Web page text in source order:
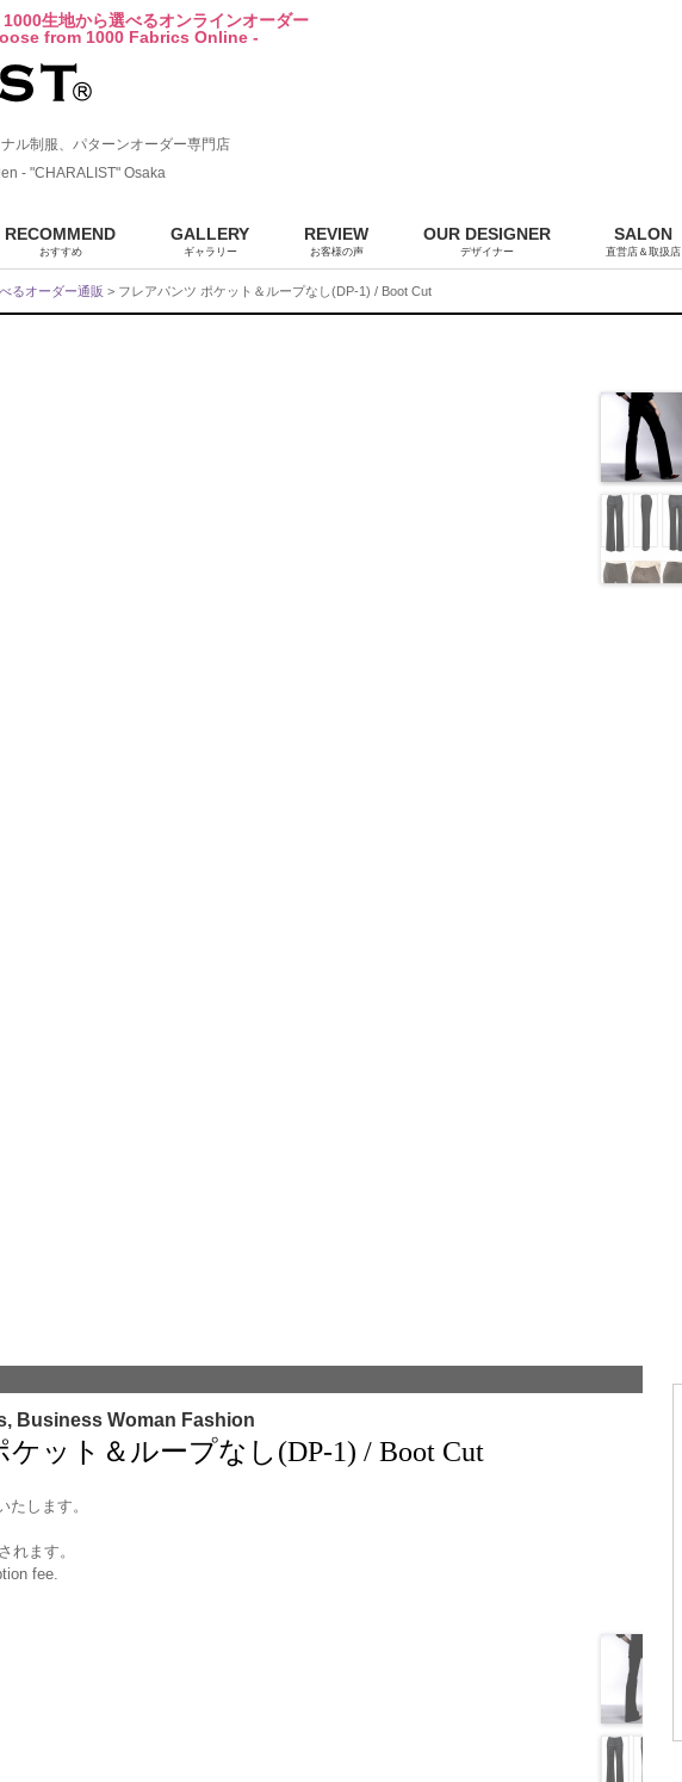
生地から選べるオンラインオーダー
from 1000 Fabrics Online -
ル制服、パターンオーダー専門店
- "CHARALIST" Osaka
RECOMMEND
おすすめ
GALLERY
ギャラリー
REVIEW
お客様の声
OUR DESIGNER
デザイナー
SALON
直営店＆取扱店
るオーダー通販 > フレアパンツ ポケット＆ループなし(DP-1) / Boot Cut
Business Woman Fashion
ット＆ループなし(DP-1) / Boot Cut
たします。
れます。
fee.